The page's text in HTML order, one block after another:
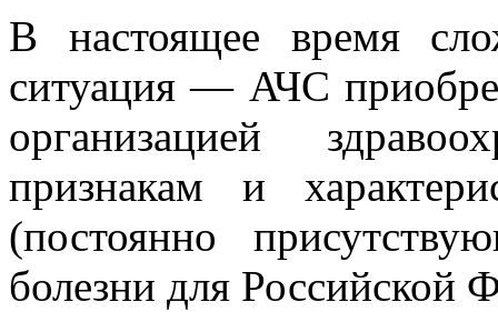
В настоящее время
ситуация — АЧС
организацией
признакам и
(постоянно
болезни для Российской